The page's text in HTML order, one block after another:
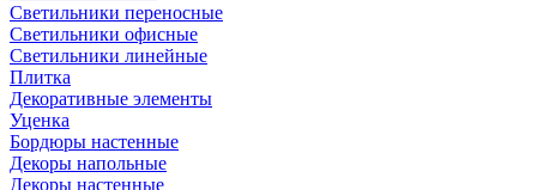
Светильники переносные
Светильники офисные
Светильники линейные
Плитка
Декоративные элементы
Уценка
Бордюры настенные
Декоры напольные
Декоры настенные